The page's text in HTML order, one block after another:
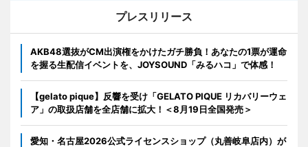
プレスリリース
AKB48選抜がCM出演権をかけたガチ勝負！あなたの1票が運命
を握る生配信イベントを、JOYSOUND「みるハコ」で体感！
【gelato pique】反響を受け「GELATO PIQUE リカバリーウェ
ア」の取扱店舗を全店舗に拡大！＜8月19日全国発売＞
愛知・名古屋2026公式ライセンスショップ（丸善岐阜店内）が